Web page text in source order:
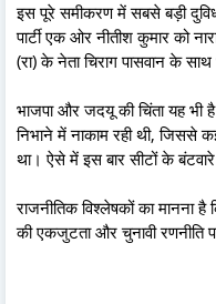
इस पूरे समीकरण में सबसे बड़ी
पार्टी एक ओर नीतीश कुमार को
(रा) के नेता चिराग पासवान के
भाजपा और जदयू की चिंता यह भी
निभाने में नाकाम रही थी, जिससे
था। ऐसे में इस बार सीटों के बंटवारे
राजनीतिक विश्लेषकों का मानना
की एकजुटता और चुनावी